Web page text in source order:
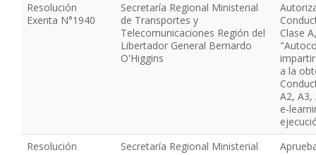
Resolución
Exenta N°1940
Secretaría Regional Ministerial
de Transportes y
Telecomunicaciones Región del
Libertador General Bernardo
O'Higgins
Clase
a la
A2, A3,
e-
Resolución
Secretaría Regional Ministerial